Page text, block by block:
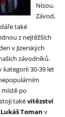
Nisou.
Závod,
také
z nejtěžších
v Jizerských
závodníků.
kategorii 30-39 let
po
takévítězství
Lukáš Toman v